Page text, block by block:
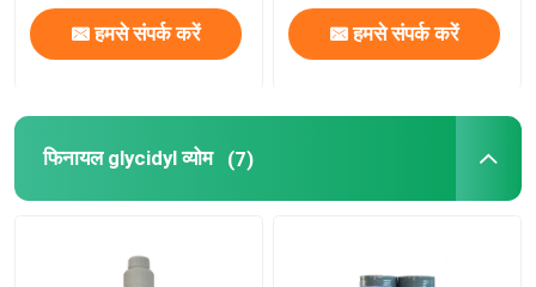
हमसे संपर्क करें हमसे संपर्क करें
फिनायल glycidyl व्योम (7)